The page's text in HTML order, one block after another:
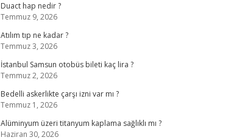
Duact hap nedir ?
Temmuz 9, 2026
Atılım tıp ne kadar ?
Temmuz 3, 2026
İstanbul Samsun otobüs bileti kaç lira ?
Temmuz 2, 2026
Bedelli askerlikte çarşı izni var mı ?
Temmuz 1, 2026
Alüminyum üzeri titanyum kaplama sağlıklı mı ?
Haziran 30, 2026